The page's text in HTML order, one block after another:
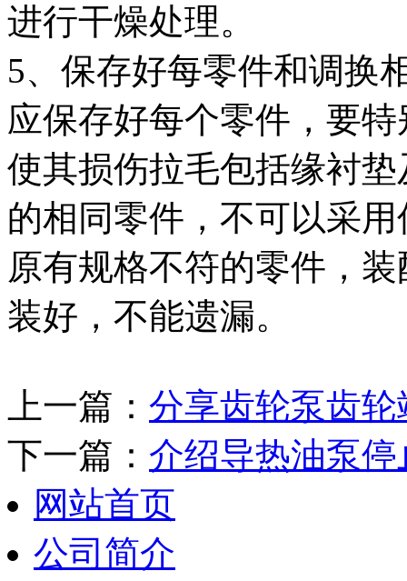
进行干燥处理。
5、保存好每零件和调换
应保存好每个零件，要
使其损伤拉毛包括缘衬
的相同零件，不可以采
原有规格不符的零件，
装好，不能遗漏。
上一篇： 分享齿轮泵齿
下一篇： 介绍导热油泵
网站首页
公司简介